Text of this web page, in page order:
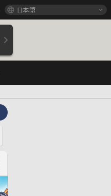
日本語